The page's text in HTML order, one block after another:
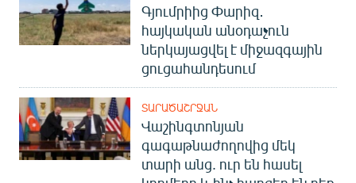
Գյումրիից Փարիզ․
հայկական անօդաչուն
ներկայացվել է միջազգային
ցուցահանդեսում
ՏԱՐԱԾԱՇՐՋԱՆ
Վաշինգտոնյան
գագաթնաժողովից մեկ
տարի անց. ուր են հասել